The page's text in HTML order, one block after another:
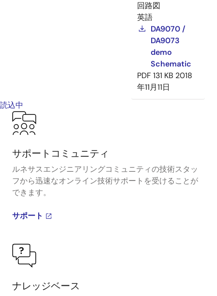
回路図
英語
DA9070 /
DA9073
demo
Schematic
PDF 131 KB 2018
年11月11日
読込中
サポートコミュニティ
ルネサスエンジニアリングコミュニティの技術スタッ
フから迅速なオンライン技術サポートを受けることが
できます。
サポート
ナレッジベース